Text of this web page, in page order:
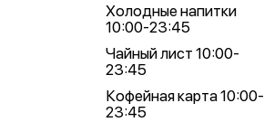
Холодные напитки
10:00-23:45
Чайный лист 10:00-
23:45
Кофейная карта 10:00-
23:45